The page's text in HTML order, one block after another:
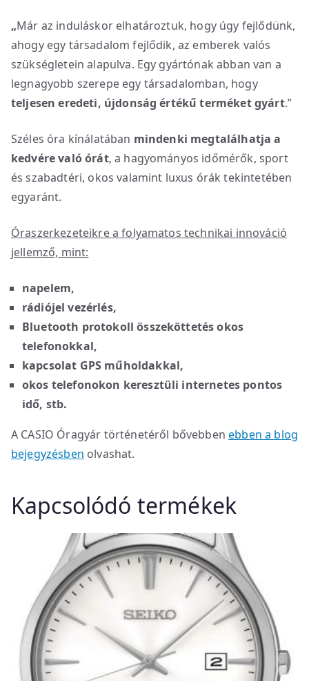
„Már az induláskor elhatároztuk, hogy úgy fejlődünk,
ahogy egy társadalom fejlődik, az emberek valós
szükségletein alapulva. Egy gyártónak abban van a
legnagyobb szerepe egy társadalomban, hogy
teljesen eredeti, újdonság értékű terméket gyárt.”
Széles óra kínálatában mindenki megtalálhatja a
kedvére való órát, a hagyományos időmérők, sport
és szabadtéri, okos valamint luxus órák tekintetében
egyaránt.
Óraszerkezeteikre a folyamatos technikai innováció
jellemző, mint:
napelem,
rádiójel vezérlés,
Bluetooth protokoll összeköttetés okos
telefonokkal,
kapcsolat GPS műholdakkal,
okos telefonokon keresztüli internetes pontos
idő, stb.
A CASIO Óragyár történetéről bővebbenebben a blog
bejegyzésben olvashat.
Kapcsolódó termékek